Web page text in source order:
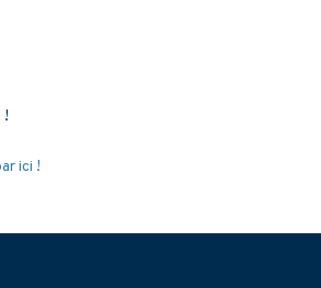
!
ici !